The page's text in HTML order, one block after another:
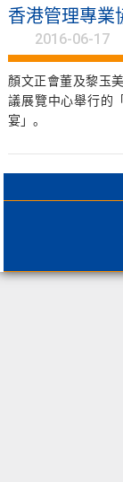
香港管理專業
2016-06-17
顏文正會董及黎玉
議展覽中心舉行的
宴」。